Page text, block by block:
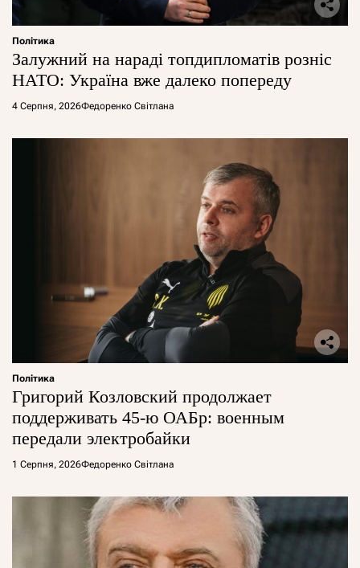
Політика
Залужний на нараді топдипломатів розніс
НАТО: Україна вже далеко попереду
4 Серпня, 2026Федоренко Світлана
Політика
Григорий Козловский продолжает
поддерживать 45-ю ОАБр: военным
передали электробайки
1 Серпня, 2026Федоренко Світлана